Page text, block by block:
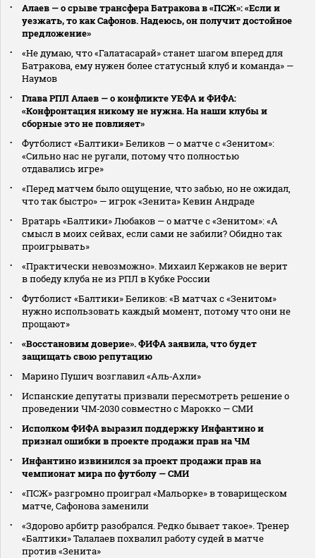
Алаев — о срыве трансфера Батракова в «ПСЖ»: «Если и
уезжать, то как Сафонов. Надеюсь, он получит достойное
предложение»
«Не думаю, что «Галатасарай» станет шагом вперед для
Батракова, ему нужен более статусный клуб и команда» —
Наумов
Глава РПЛ Алаев — о конфликте УЕФА и ФИФА:
«Конфронтация никому не нужна. На наши клубы и
сборные это не повлияет»
Футболист «Балтики» Беликов — о матче с «Зенитом»:
«Сильно нас не ругали, потому что полностью
отдавались игре»
«Перед матчем было ощущение, что забью, но не ожидал,
что так быстро» — игрок «Зенита» Кевин Андраде
Вратарь «Балтики» Любаков — о матче с «Зенитом»: «А
смысл в моих сейвах, если сами не забили? Обидно так
проигрывать»
«Практически невозможно». Михаил Кержаков не верит
в победу клуба не из РПЛ в Кубке России
Футболист «Балтики» Беликов: «В матчах с «Зенитом»
нужно использовать каждый момент, потому что они не
прощают»
«Восстановим доверие». ФИФА заявила, что будет
защищать свою репутацию
Марино Пушич возглавил «Аль‑Ахли»
Испанские депутаты призвали пересмотреть решение о
проведении ЧМ‑2030 совместно с Марокко — СМИ
Исполком ФИФА выразил поддержку Инфантино и
признал ошибки в проекте продажи прав на ЧМ
Инфантино извинился за проект продажи прав на
чемпионат мира по футболу — СМИ
«ПСЖ» разгромно проиграл «Мальорке» в товарищеском
матче, Сафонова заменили
«Здорово арбитр разобрался. Редко бывает такое». Тренер
«Балтики» Талалаев похвалил работу судей в матче
против «Зенита»